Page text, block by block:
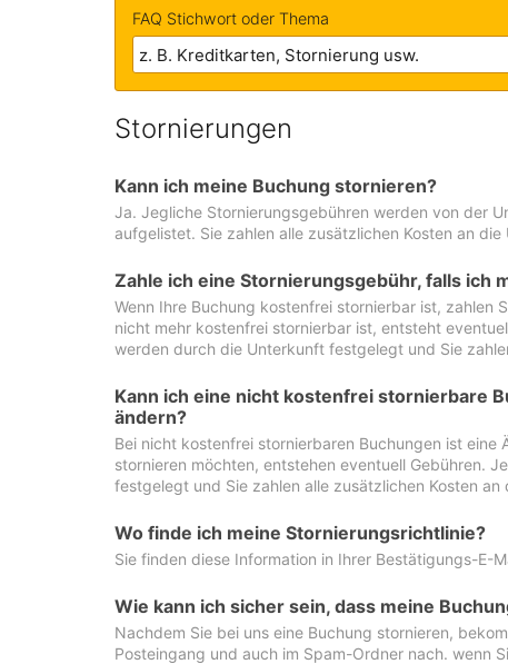
FAQ Stichwort oder Thema
Stornierungen
Kann ich meine Buchung stornieren?
Ja. Jegliche Stornierungsgebühren werden von der
aufgelistet. Sie zahlen alle zusätzlichen Kosten an die
Zahle ich eine Stornierungsgebühr, falls ich
Wenn Ihre Buchung kostenfrei stornierbar ist, zahlen
nicht mehr kostenfrei stornierbar ist, entsteht
werden durch die Unterkunft festgelegt und Sie
Kann ich eine nicht kostenfrei stornierbare
ändern?
Bei nicht kostenfrei stornierbaren Buchungen ist eine
stornieren möchten, entstehen eventuell Gebühren.
festgelegt und Sie zahlen alle zusätzlichen Kosten an
Wo finde ich meine Stornierungsrichtlinie?
Sie finden diese Information in Ihrer Bestätigungs-E-
Wie kann ich sicher sein, dass meine
Nachdem Sie bei uns eine Buchung stornieren,
Posteingang und auch im Spam-Ordner nach. wenn